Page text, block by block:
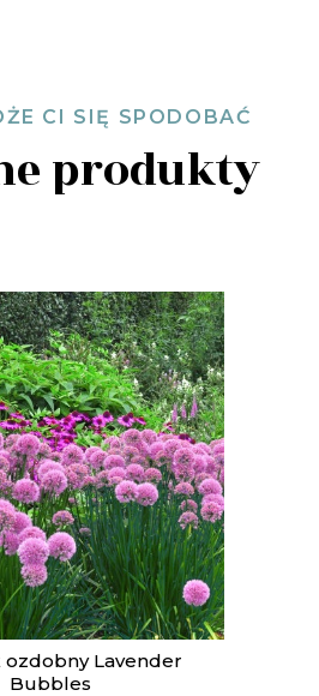
CI SIĘ SPODOBAĆ
produkty
ozdobny Lavender
Bubbles